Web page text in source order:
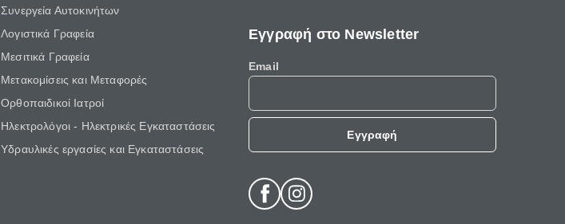
Συνεργεία Αυτοκινήτων
Λογιστικά Γραφεία
Μεσιτικά Γραφεία
Μετακομίσεις και Μεταφορές
Ορθοπαιδικοί Ιατροί
Ηλεκτρολόγοι - Ηλεκτρικές Εγκαταστάσεις
Υδραυλικές εργασίες και Εγκαταστάσεις
Εγγραφή στο Newsletter
Email
Εγγραφή